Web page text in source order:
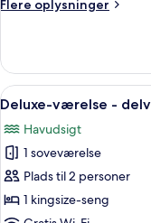
Flere oplysninger
(Rooftop)
Indlæs
alle
billeder
af
Deluxe-
værelse
-
6
Deluxe-værelse -
Havudsigt
1 soveværelse
Plads til 2 personer
1 kingsize-seng